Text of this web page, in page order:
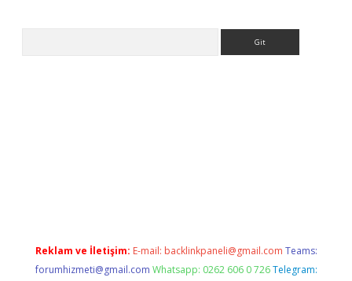
Reklam ve İletişim: E-mail: backlinkpaneli@gmail.com Teams:
forumhizmeti@gmail.com Whatsapp: 0262 606 0 726 Telegram: